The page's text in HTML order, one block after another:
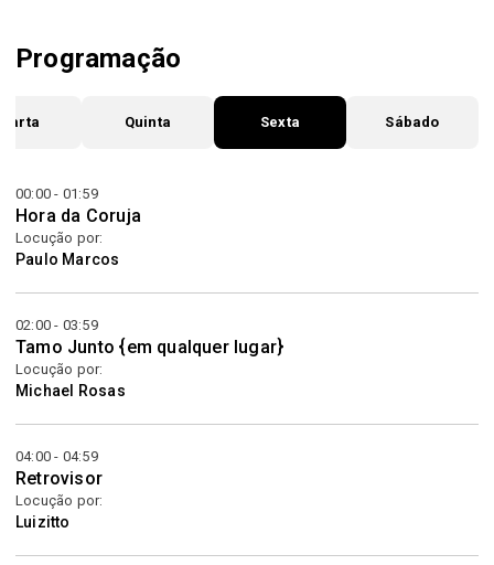
Programação
Quinta Sexta Sábado
00:00 - 01:59
Hora da Coruja
Locução por:
Paulo Marcos
02:00 - 03:59
Tamo Junto {em qualquer lugar}
Locução por:
Michael Rosas
04:00 - 04:59
Retrovisor
Locução por:
Luizitto